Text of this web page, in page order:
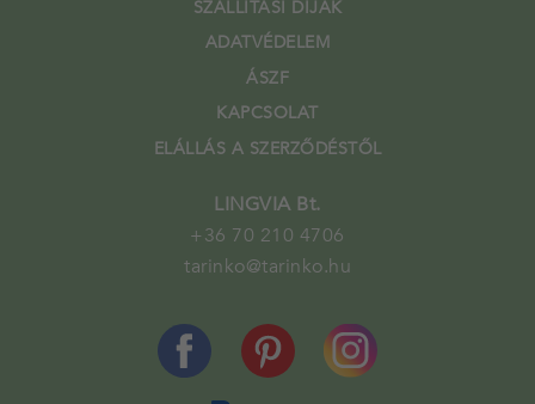
SZÁLLÍTÁSI DÍJAK
ADATVÉDELEM
ÁSZF
KAPCSOLAT
ELÁLLÁS A SZERZŐDÉSTŐL
LINGVIA Bt.
+36 70 210 4706
tarinko@tarinko.hu